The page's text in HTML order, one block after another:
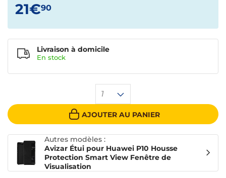
21€90
1
AJOUTER AU PANIER
Livraison à domicile
En stock
Autres modèles :
Avizar Étui pour Huawei P10 Housse
Protection Smart View Fenêtre de
Visualisation